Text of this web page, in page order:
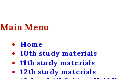
Main Menu
Home
10th study materials
11th study materials
12th study materials